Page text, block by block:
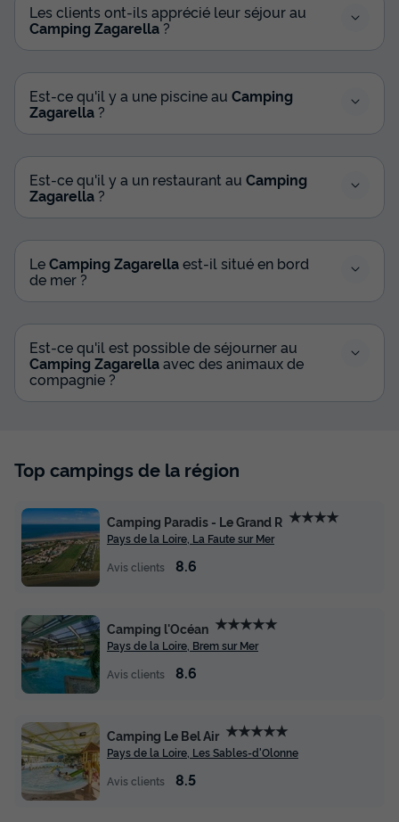
Les clients ont-ils apprécié leur séjour au
Camping Zagarella?
Est-ce qu'il y a une piscine au Camping
Zagarella ?
Est-ce qu'il y a un restaurant au Camping
Zagarella ?
LeCamping Zagarellaest-il situé en bord
de mer ?
Est-ce qu'il est possible de séjourner au
Camping Zagarellaavec des animaux de
compagnie ?
Top campings de la région
Camping Paradis - Le Grand R ★★★★
Pays de la Loire, La Faute sur Mer
Avis clients
8.6
Camping l'Océan ★★★★★
Pays de la Loire, Brem sur Mer
Avis clients
8.6
Camping Le Bel Air ★★★★★
Pays de la Loire, Les Sables-d'Olonne
Avis clients
8.5